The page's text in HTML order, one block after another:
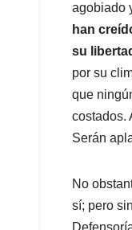
agobiado
han
su
por su
que
costados.
Serán
No
sí; pero